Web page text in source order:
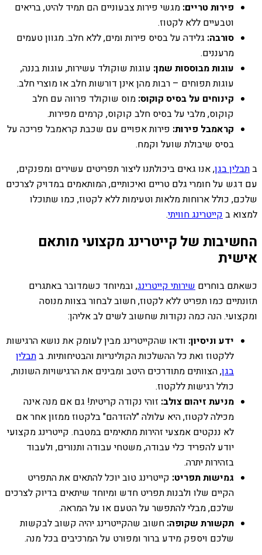
פירות טריים: מגשי פירות צבעוניים הם תמיד להיט, בריאים
וטבעיים ללא לקטוז.
סורבה: גלידה על בסיס פירות ומים, ללא חלב. מגוון טעמים
מרעננים.
עוגות מבוססות שמן: עוגות שוקולד עשירות, עוגות בננה,
עוגות תפוחים – רבות מהן אינן דורשות חלב או מוצרי חלב.
קינוחים על בסיס קוקוס: מוס שוקולד פרווה עם חלב
קוקוס, מלבי על בסיס חלב קוקוס, קרמים מפירות.
קראמבל פירות: פירות אפויים עם שכבת קראמבל פריכה על
בסיס שיבולת שועל וקמח.
בתבלין בגן, אנו גאים ביכולתנו ליצור תפריטים עשירים ומפנקים,
עם דגש על חומרי גלם טריים ואיכותיים, המותאמים במדויק לצרכים
שלכם, כולל ארוחות מלאות וטעימות ללא לקטוז, כמו שתוכלו
למצוא בקייטרינג חוויתי.
החשיבות של קייטרינג מקצועי מותאם
אישית
כשאתם בוחרים שירותי קייטרינג, ובמיוחד כשמדובר באתגרים
תזונתיים כמו תפריט ללא לקטוז, חשוב לבחור בצוות מנוסה
ומקצועי. הנה כמה נקודות שחשוב לשים לב אליהן:
ידע וניסיון: ודאו שהקייטרינג מבין לעומק את נושא הרגישות
ללקטוז ואת כל ההשלכות הקולינריות והבטיחותיות. בתבלין
בגן, הצוותים מתודרכים היטב ומבינים את הרגישויות השונות,
כולל רגישות ללקטוז.
מניעת זיהום צולב: זוהי נקודה קריטית! גם אם מנה אינה
מכילה לקטוז, היא עלולה "להזדהם" בלקטוז ממזון אחר אם
לא ננקטים אמצעי זהירות מתאימים במטבח. קייטרינג מקצועי
יודע להפריד כלי עבודה, משטחי עבודה ותנורים, ולעבוד
בזהירות יתרה.
גמישות תפריט: קייטרינג טוב יוכל להתאים את התפריט
הקיים שלו ולבנות תפריט חדש ומיוחד שיתאים בדיוק לצרכים
שלכם, מבלי להתפשר על הטעם או על המראה.
תקשורת שקופה: חשוב שהקייטרינג יהיה קשוב לבקשות
שלכם ויספק מידע ברור ומפורט על המרכיבים בכל מנה.